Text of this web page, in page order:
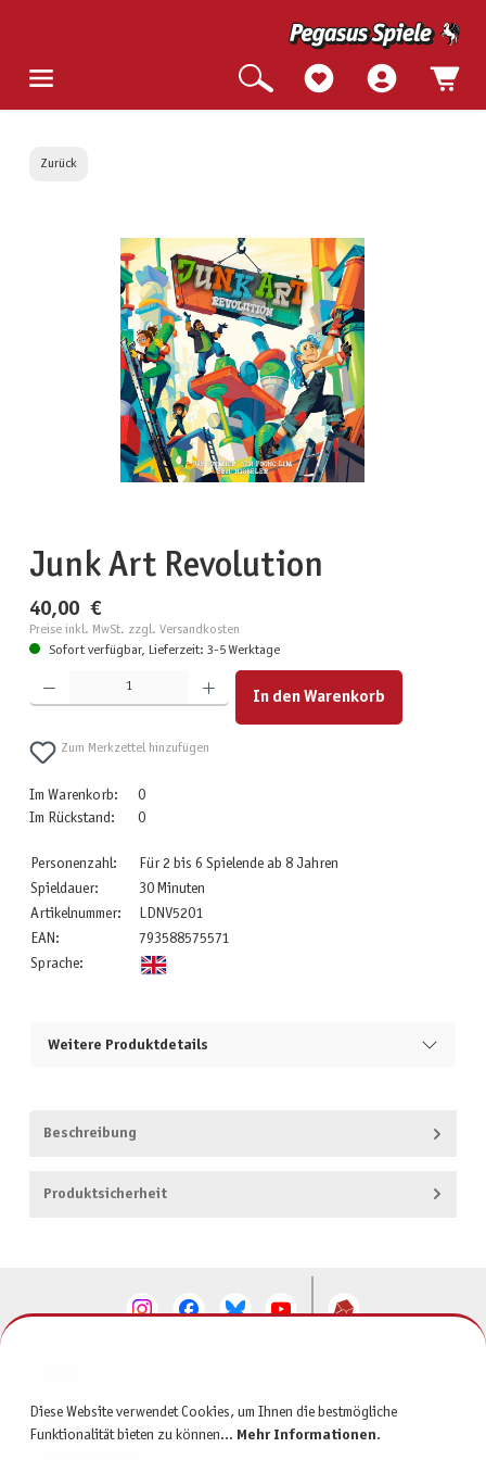
Zurück
Bildergalerie überspringen
Junk Art Revolution
40,00 €
Preise inkl. MwSt. zzgl. Versandkosten
Sofort verfügbar, Lieferzeit: 3-5 Werktage
Produkt Anzahl: Gib den gewünschten Wert ein oder benutze die Schaltflächen um die Anzahl zu
In den Warenkorb
Zum Merkzettel hinzufügen
Im Warenkorb:
0
Im Rückstand:
0
Personenzahl:
Für 2 bis 6 Spielende ab 8 Jahren
Spieldauer:
30 Minuten
Artikelnummer:
LDNV5201
EAN:
793588575571
Sprache:
Weitere Produktdetails
Beschreibung
Produktsicherheit
SERVICE
Diese Website verwendet Cookies, um Ihnen die bestmögliche
Funktionalität bieten zu können... Mehr Informationen.